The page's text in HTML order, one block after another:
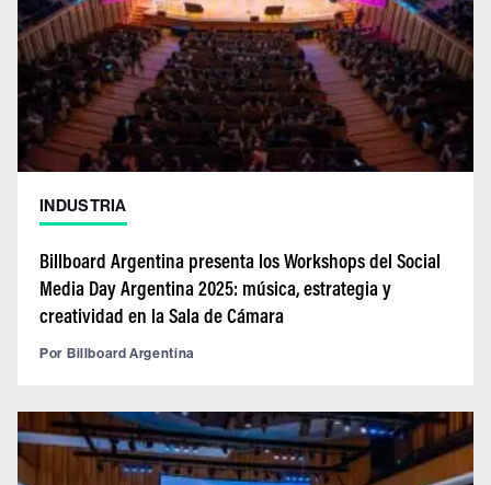
INDUSTRIA
Billboard Argentina presenta los Workshops del Social
Media Day Argentina 2025: música, estrategia y
creatividad en la Sala de Cámara
Por Billboard Argentina